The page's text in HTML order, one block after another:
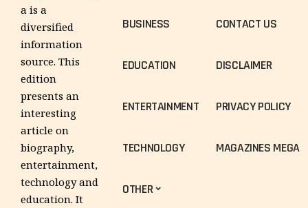
a is a
diversified
information
source. This
edition
presents an
interesting
article on
biography,
entertainment,
technology and
education. It
BUSINESS
EDUCATION
ENTERTAINMENT
TECHNOLOGY
OTHER
CONTACT US
DISCLAIMER
PRIVACY POLICY
MAGAZINES MEGA